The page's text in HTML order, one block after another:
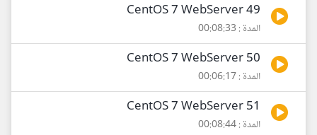
49 CentOS 7 WebServer
المدة : 00:08:33
50 CentOS 7 WebServer
المدة : 00:06:17
51 CentOS 7 WebServer
المدة : 00:08:44